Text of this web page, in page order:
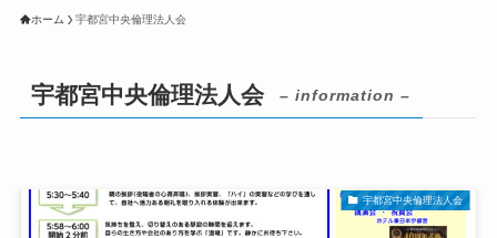
ホーム 宇都宮中央倫理法人会
宇都宮中央倫理法人会 – information –
宇都宮中央倫理法人会